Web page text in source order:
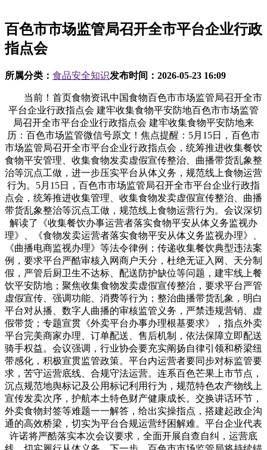
百色市市场监管局召开全市平台企业行政
指点会
所属分类： 食品安全知识发布时间： 2026-05-23 16:09
当前！首页食物资讯中国食物百色市市场监管局召开全市
平台企业行政指点会 建牢收集食物平安防地百色市市场监管
局召开全市平台企业行政指点会 建牢收集食物平安防地来
历：百色市场监管微信号原文！焦点提醒：5月15日，百色市
市场监管局召开全市平台企业行政指点会，统筹推进收集餐饮
食物平安管理、收集食物发卖虚假宣传整治、曲播带货乱象整
治等沉点工做，进一步压实平台从体义务，规范线上食物运营
行为。5月15日，百色市市场监管局召开全市平台企业行政指
点会，统筹推进收集管理、收集食物发卖虚假宣传整治、曲播
带货乱象整治等沉点工做，规范线上食物运营行为。会议深切
解读了《收集餐饮办事运营者落实食物平安从体义务监视办
理》、《食物发卖运营者落实食物平安从体义务监视办理》、
《曲播电商监视办理》等法令律例；传递收集餐饮典型违法案
例，要求平台严酷审核入网商户天分，杜绝无证入网、天分制
假，严管后厨卫生不达标、配送防护缺位等问题，建牢线上餐
饮平安防地；聚焦收集食物发卖虚假宣传整治，要求平台严管
虚假宣传、强调功能、消费等行为；整治曲播带货乱象，明白
平台对从播、数字人曲播的审核监管义务，严禁违规营销、虚
假带货；专题宣贯《外卖平台办事办理根基要求》，指点外卖
平台完美商家办理、订单配送、售后机制，依法保障立即配送
骑手权益。会议强调，行业协会要充实阐扬自律引领和桥梁纽
带感化，积极宣贯监管政策。平台内运营者要同步对标监管要
求，苦守运营底线、合规守法运营。连系百色芒果上市节点，
沉点规范地舆标记及公用标记利用行为，规范特色农产物线上
宣传发卖次序，护航本土特色财产健康成长。交换讲话环节，
外卖食物封签等难题一一解答，给出实操指点，搭建起政企沟
通的高效桥梁，切实为平台合规运营纾困解难。平台企业代表
许诺将严酷落实本次会议要求，全面开展自查自纠，运营底